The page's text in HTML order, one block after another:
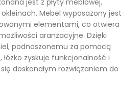
jest z płyty meblowej,
Mebel wyposażony jest
elementami, co otwiera
aranżacyjne. Dzięki
podnoszonemu za pomocą
łóżko zyskuje funkcjonalność i
doskonałym rozwiązaniem do